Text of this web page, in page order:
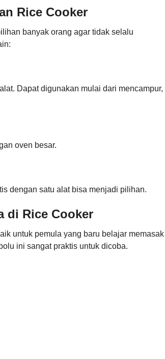
Rice Cooker
banyak orang agar tidak selalu
Dapat digunakan mulai dari mencampur,
oven besar.
dengan satu alat bisa menjadi pilihan.
di Rice Cooker
untuk pemula yang baru belajar memasak
ini sangat praktis untuk dicoba.